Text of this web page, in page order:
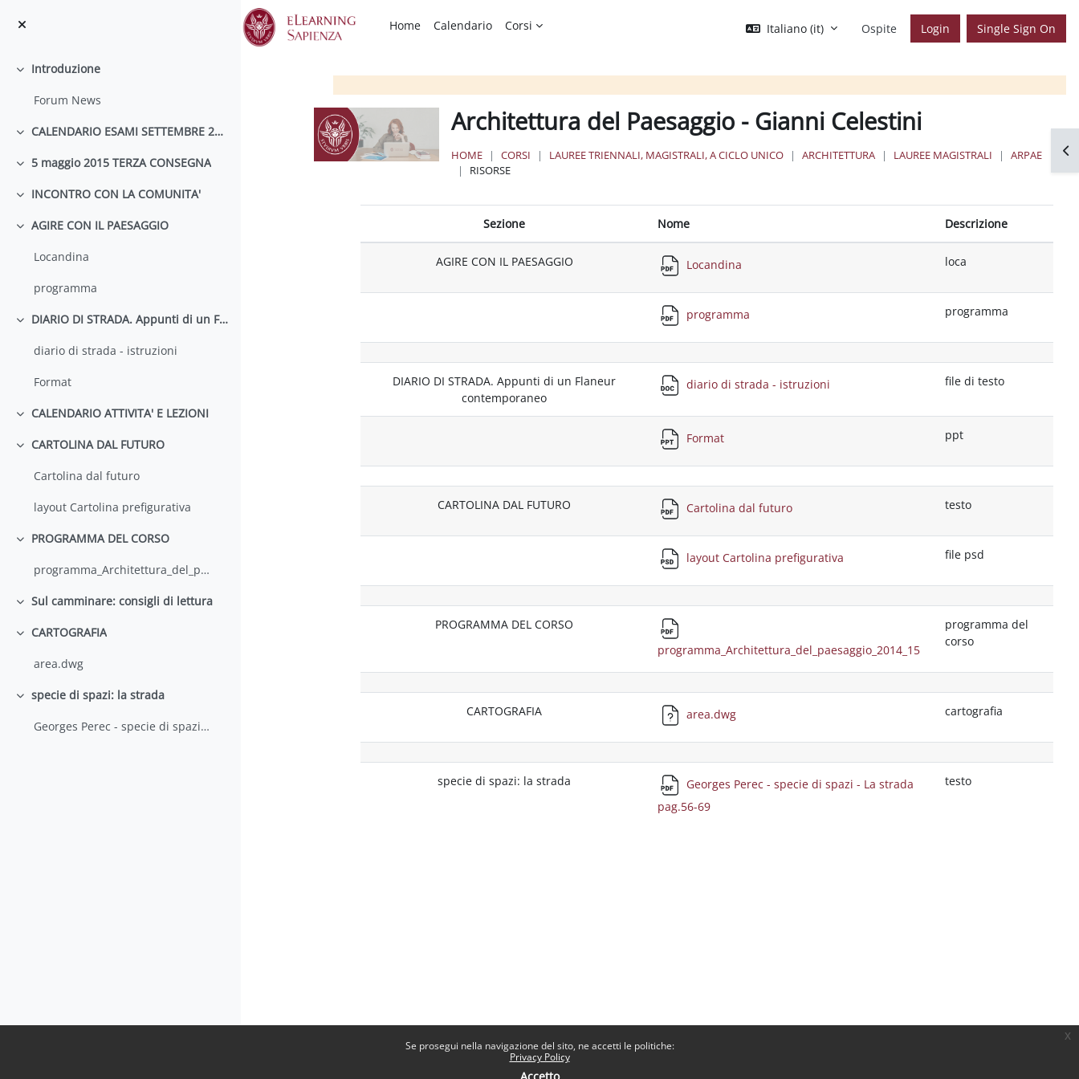
Se prosegui nella navigazione del sito, ne accetti le politiche:
Privacy Policy
x
Home Calendario Corsi Italiano ‎(it)‎ Ospite Login Single Sign On
Minimizza
Introduzione
Forum News
Minimizza CALENDARIO ESAMI SETTEMBRE 2015
Minimizza
5 maggio 2015 TERZA CONSEGNA
Minimizza
INCONTRO CON LA COMUNITA'
Minimizza
AGIRE CON IL PAESAGGIO
Locandina
programma
Minimizza DIARIO DI STRADA. Appunti di un Flaneur contemporaneo
diario di strada - istruzioni
Format
Minimizza
CALENDARIO ATTIVITA' E LEZIONI
Minimizza
CARTOLINA DAL FUTURO
Cartolina dal futuro
layout Cartolina prefigurativa
Minimizza
PROGRAMMA DEL CORSO
programma_Architettura_del_paesaggio_2014_15
Minimizza
Sul camminare: consigli di lettura
Minimizza
CARTOGRAFIA
area.dwg
Minimizza
specie di spazi: la strada
Georges Perec - specie di spazi - La strada pag.56-69
Architettura del Paesaggio - Gianni Celestini
HOME CORSI LAUREE TRIENNALI, MAGISTRALI, A CICLO UNICO ARCHITETTURA LAUREE MAGISTRALI
ARPAE
RISORSE
Sezione Nome Descrizione
AGIRE CON IL PAESAGGIO Locandina loca
programma programma
DIARIO DI STRADA. Appunti di un Flaneur
contemporaneo
diario di strada - istruzioni file di testo
Format ppt
CARTOLINA DAL FUTURO Cartolina dal futuro testo
layout Cartolina prefigurativa file psd
PROGRAMMA DEL CORSO
programma_Architettura_del_paesaggio_2014_15
programma del
corso
CARTOGRAFIA area.dwg cartografia
specie di spazi: la strada
Georges Perec - specie di spazi - La strada
pag.56-69
testo